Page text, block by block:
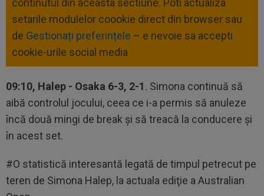
continutul din aceasta sectiune. Poti actualiza
setarile modulelor coookie direct din browser sau
de Gestionați preferințele – e nevoie sa accepti
cookie-urile social media
09:10, Halep - Osaka 6-3, 2-1. Simona continuă să
aibă controlul jocului, ceea ce i-a permis să anuleze
încă două mingi de break şi să treacă la conducere şi
în acest set.
#O statistică interesantă legată de timpul petrecut pe
teren de Simona Halep, la actuala ediţie a Australian